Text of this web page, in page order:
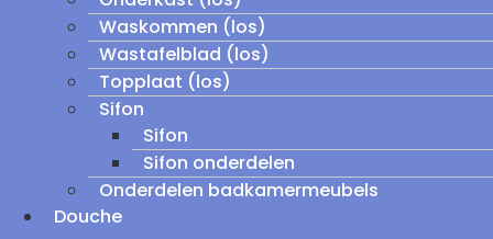
Waskommen (los)
Wastafelblad (los)
Topplaat (los)
Sifon
Sifon
Sifon onderdelen
Onderdelen badkamermeubels
Douche